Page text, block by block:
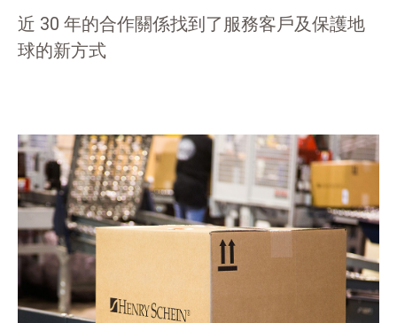
近 30 年的合作關係找到了服務客戶及保護地
球的新方式